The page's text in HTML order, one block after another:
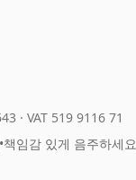
· VAT 519 9116 71
•책임감 있게 음주하세요